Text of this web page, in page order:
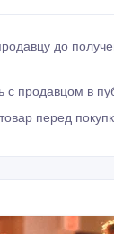
до
с продавцом в
перед